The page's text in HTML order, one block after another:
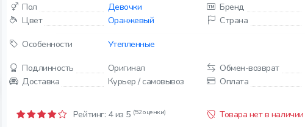
Пол
Девочки Бренд
Цвет
Оранжевый Страна
Особенности
Утепленные
Подлинность
Оригинал Обмен-возврат
Доставка
Курьер / самовывоз Оплата
Рейтинг: 4из 5 (52 оценки) Товара нет в наличии